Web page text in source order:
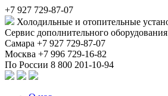
+7 927 729-87-07
Холодильные и отопительные
Сервис дополнительного
Самара +7 927 729-87-07
Москва +7 996 729-16-82
По России 8 800 201-10-94